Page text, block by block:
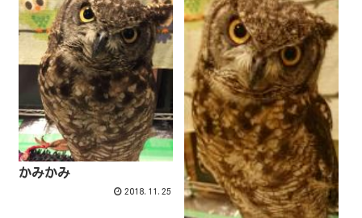
かみかみ
2018.11.25